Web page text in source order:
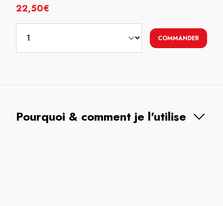
22,50€
COMMANDER
Pourquoi & comment je l'utilise